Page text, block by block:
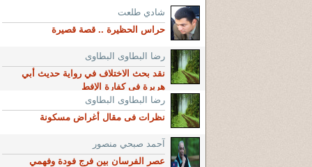
شادي طلعت
حراس الحظيرة .. قصة قصيرة
رضا البطاوى البطاوى
نقد بحث الاختلاف في رواية حديث أبي
هريرة في كفارة الإفط
رضا البطاوى البطاوى
نظرات فى مقال أغراض مسكونة
آحمد صبحي منصور
عصر الفرسان بين فرج فودة وفهمي